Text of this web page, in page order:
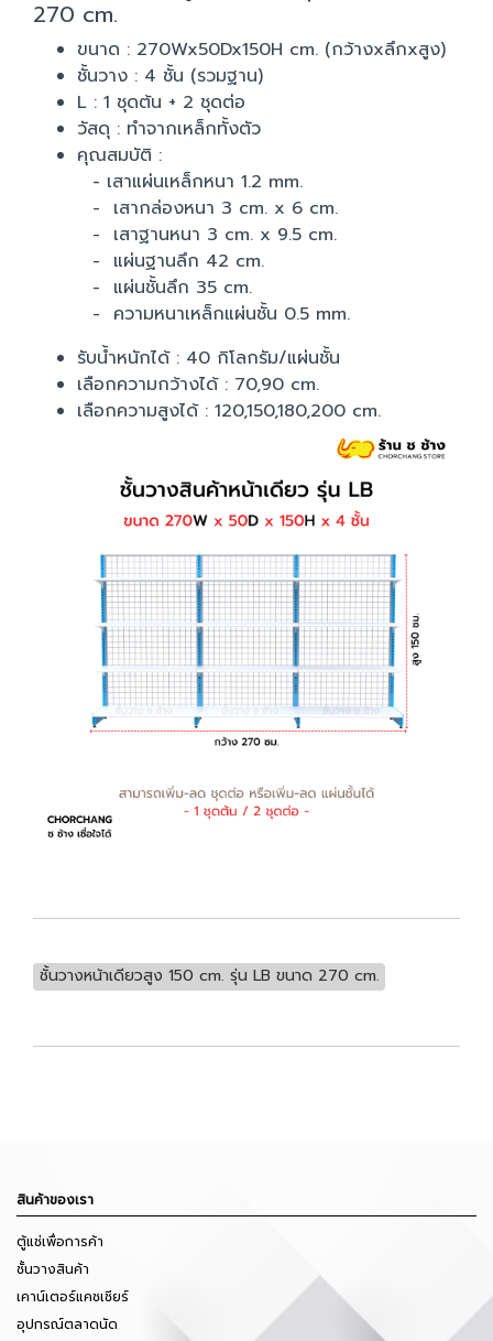
270 cm.
ขนาด : 270Wx50Dx150H cm. (กว้างxลึกxสูง)
ชั้นวาง : 4 ชั้น (รวมฐาน)
L : 1 ชุดต้น + 2 ชุดต่อ
วัสดุ : ทำจากเหล็กทั้งตัว
คุณสมบัติ :
- เสาแผ่นเหล็กหนา 1.2 mm.
- เสากล่องหนา 3 cm. x 6 cm.
- เสาฐานหนา 3 cm. x 9.5 cm.
- แผ่นฐานลึก 42 cm.
- แผ่นชั้นลึก 35 cm.
- ความหนาเหล็กแผ่นชั้น 0.5 mm.
รับน้ำหนักได้ : 40 กิโลกรัม/แผ่นชั้น
เลือกความกว้างได้ : 70,90 cm.
เลือกความสูงได้ : 120,150,180,200 cm.
ชั้นวางหน้าเดียวสูง 150 cm. รุ่น LB ขนาด 270 cm.
สินค้าของเรา
ตู้แช่เพื่อการค้า
ชั้นวางสินค้า
เคาน์เตอร์แคชเชียร์
อุปกรณ์ตลาดนัด